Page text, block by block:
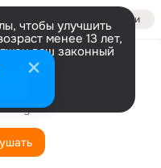
Войти
чтобы улучшить
менее 13 лет,
ваш законный